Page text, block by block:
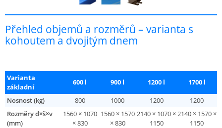
Přehled objemů a rozměrů – varianta s
kohoutem a dvojitým dnem
Varianta
základní
600 l 900 l 1200 l 1700 l
Nosnost (kg) 800 1000 1200
1200
Rozměry d×š×v
(mm)
1560 × 1070
× 830
1560 × 1570
× 830
2140 × 1070 ×
1150
2140 × 1570 ×
1150